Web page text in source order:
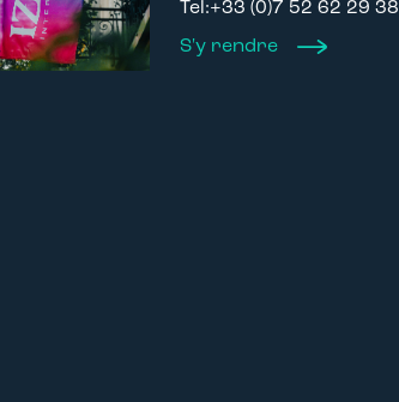
Tel:+33 (0)7 52 62 29 38
S'y rendre